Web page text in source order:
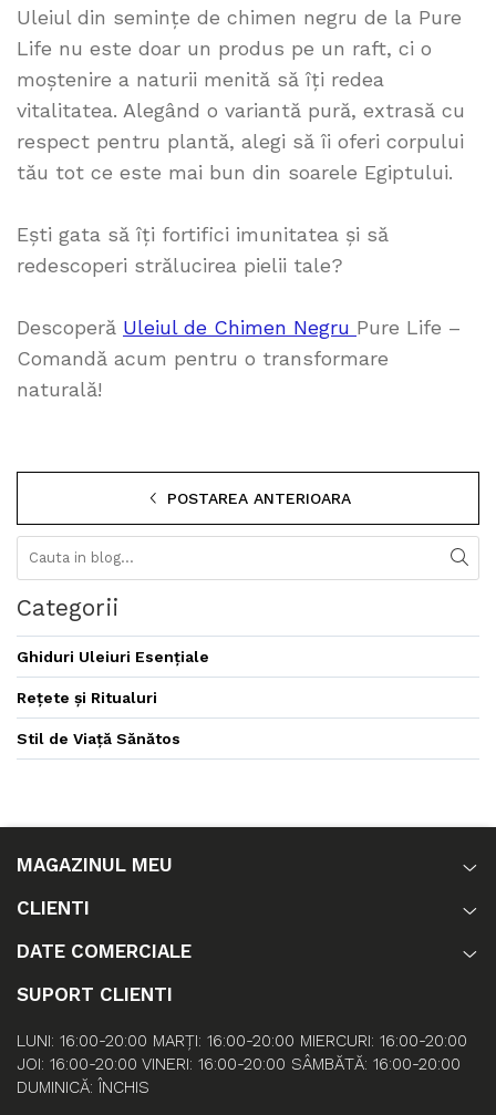
Uleiul din semințe de chimen negru de la Pure
Life nu este doar un produs pe un raft, ci o
moștenire a naturii menită să îți redea
vitalitatea. Alegând o variantă pură, extrasă cu
respect pentru plantă, alegi să îi oferi corpului
tău tot ce este mai bun din soarele Egiptului.
Ești gata să îți fortifici imunitatea și să
redescoperi strălucirea pielii tale?
Descoperă Uleiul de Chimen Negru Pure Life –
Comandă acum pentru o transformare
naturală!
POSTAREA ANTERIOARA
Categorii
Ghiduri Uleiuri Esențiale
Rețete și Ritualuri
Stil de Viață Sănătos
MAGAZINUL MEU
CLIENTI
DATE COMERCIALE
SUPORT CLIENTI
LUNI: 16:00-20:00 MARȚI: 16:00-20:00 MIERCURI: 16:00-20:00
JOI: 16:00-20:00 VINERI: 16:00-20:00 SÂMBĂTĂ: 16:00-20:00
DUMINICĂ: ÎNCHIS